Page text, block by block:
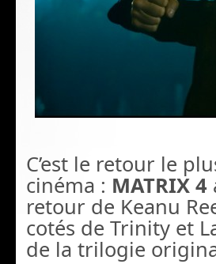
C’est le retour le
cinéma : MATRIX 4
retour de Keanu
cotés de Trinity et
de la trilogie